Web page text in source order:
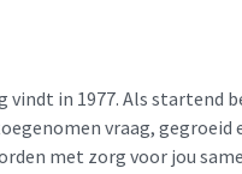
in 1977. Als startend
vraag,
met zorg voor jou